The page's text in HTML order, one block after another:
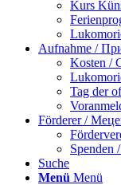
Kurs
Aufnahme /
Kosten /
Tag der
Förderer /
Spenden
Suche
Menü Menü